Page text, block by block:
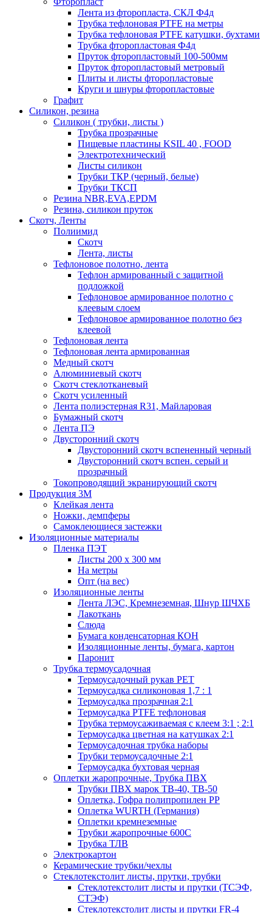
Лента из фторопласта, СКЛ Ф4д
Трубка тефлоновая PTFE на метры
Трубка тефлоновая PTFE катушки, бухтами
Трубка фторопластовая Ф4д
Пруток фторопластовый 100-500мм
Пруток фторопластовый метровый
Плиты и листы фторопластовые
Круги и шнуры фторопластовые
Графит
Силикон, резина
Силикон ( трубки, листы )
Трубка прозрачные
Пищевые пластины KSIL 40 , FOOD
Электротехнический
Листы силикон
Трубки ТКР (черный, белые)
Трубки ТКСП
Резина NBR,EVA,EPDM
Резина, силикон пруток
Скотч, Ленты
Полиимид
Скотч
Лента, листы
Тефлоновое полотно, лента
Тефлон армированный с защитной
подложкой
Тефлоновое армированное полотно с
клеевым слоем
Тефлоновое армированное полотно без
клеевой
Тефлоновая лента
Тефлоновая лента армированная
Медный скотч
Алюминиевый скотч
Скотч стеклотканевый
Скотч усиленный
Лента полиэстерная R31, Майларовая
Бумажный скотч
Лента ПЭ
Двусторонний скотч
Двусторонний скотч вспененный черный
Двусторонний скотч вспен. серый и
прозрачный
Токопроводящий экранирующий скотч
Продукция 3M
Клейкая лента
Ножки, демпферы
Самоклеющиеся застежки
Изоляционные материалы
Пленка ПЭТ
Листы 200 х 300 мм
На метры
Опт (на вес)
Изоляционные ленты
Лента ЛЭС, Кремнеземная, Шнур ШЧХБ
Лакоткань
Слюда
Бумага конденсаторная КОН
Изоляционные ленты, бумага, картон
Паронит
Трубка термоусадочная
Термоусадочный рукав PET
Термоусадка силиконовая 1,7 : 1
Термоусадка прозрачная 2:1
Термоусадка PTFE тефлоновая
Трубка термоусаживаемая с клеем 3:1 ; 2:1
Термоусадка цветная на катушках 2:1
Термоусадочная трубка наборы
Трубки термоусадочные 2:1
Термоусадка бухтовая черная
Оплетки жаропрочные, Трубка ПВХ
Трубки ПВХ марок ТВ-40, ТВ-50
Оплетка, Гофра полипропилен PP
Оплетка WURTH (Германия)
Оплетки кремнеземные
Трубки жаропрочные 600С
Трубка ТЛВ
Электрокартон
Керамические трубки/чехлы
Cтеклотекстолит листы, прутки, трубки
Стеклотекстолит листы и прутки (ТСЭФ,
СТЭФ)
Стеклотекстолит листы и прутки FR-4